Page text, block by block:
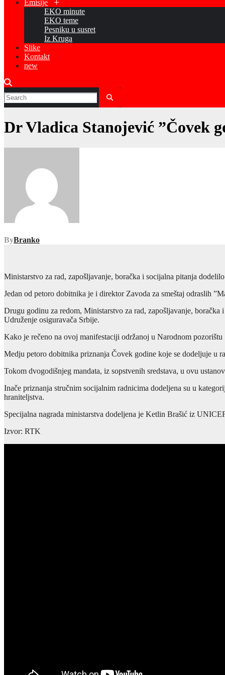
Emisije
EKO minute
EKO teme
Pesniku u susret
Iz Kruga
Slike
Kontakt
new
Dr Vladica Stanojević ”Čovek
ByBranko
Ministarstvo za rad, zapošljavanje, boračka i socijalna pitanja
Jedan od petoro dobitnika je i direktor Zavoda za smeštaj odraslih
Drugu godinu za redom, Ministarstvo za rad, zapošljavanje,
Udruženje osiguravača Srbije.
Kako je rečeno na ovoj manifestaciji održanoj u Narodnom
Medju petoro dobitnika priznanja Čovek godine koje se dodeljuje u
Tokom dvogodišnjeg mandata, iz sopstvenih sredstava, u ovu
Inače priznanja stručnim socijalnim radnicima dodeljena su u
hraniteljstva.
Specijalna nagrada ministarstva dodeljena je Ketlin Brašić iz
Izvor: RTK